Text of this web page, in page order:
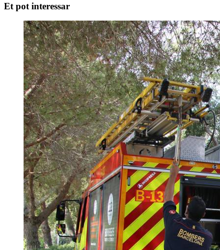
Et pot interessar